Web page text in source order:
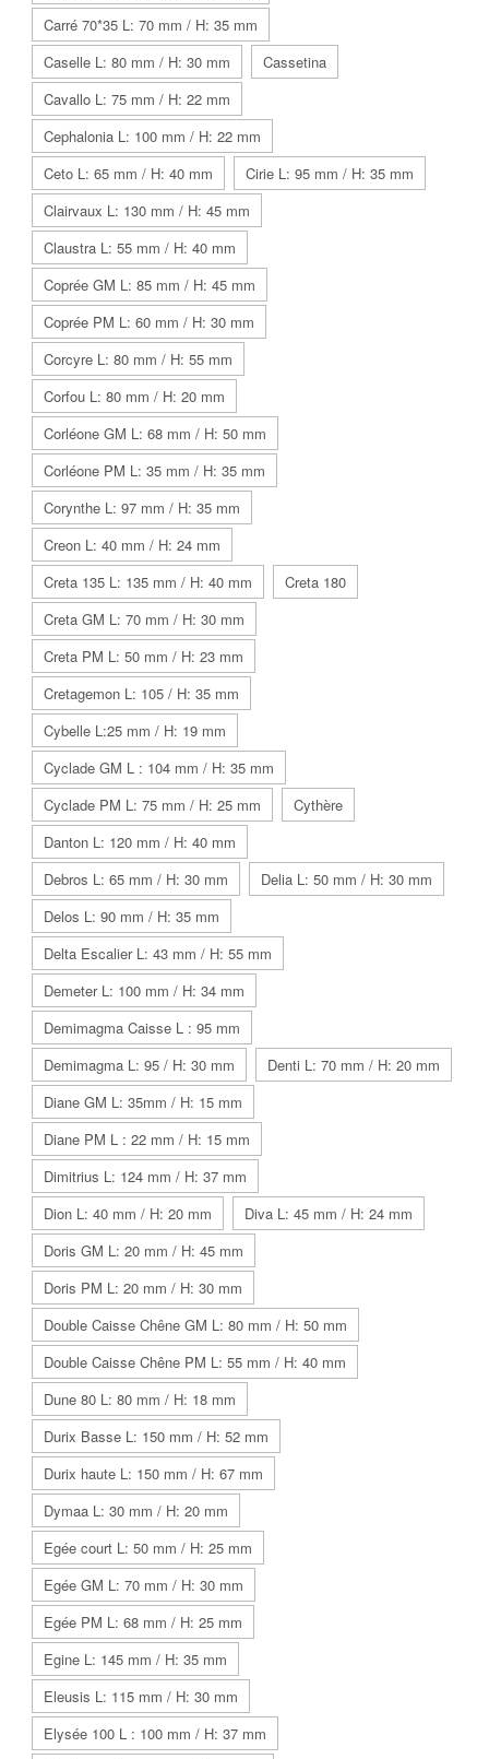
Carré 70*35 L: 70 mm / H: 35 mm
Caselle L: 80 mm / H: 30 mm
Cassetina
Cavallo L: 75 mm / H: 22 mm
Cephalonia L: 100 mm / H: 22 mm
Ceto L: 65 mm / H: 40 mm
Cirie L: 95 mm / H: 35 mm
Clairvaux L: 130 mm / H: 45 mm
Claustra L: 55 mm / H: 40 mm
Coprée GM L: 85 mm / H: 45 mm
Coprée PM L: 60 mm / H: 30 mm
Corcyre L: 80 mm / H: 55 mm
Corfou L: 80 mm / H: 20 mm
Corléone GM L: 68 mm / H: 50 mm
Corléone PM L: 35 mm / H: 35 mm
Corynthe L: 97 mm / H: 35 mm
Creon L: 40 mm / H: 24 mm
Creta 135 L: 135 mm / H: 40 mm
Creta 180
Creta GM L: 70 mm / H: 30 mm
Creta PM L: 50 mm / H: 23 mm
Cretagemon L: 105 / H: 35 mm
Cybelle L:25 mm / H: 19 mm
Cyclade GM L : 104 mm / H: 35 mm
Cyclade PM L: 75 mm / H: 25 mm
Cythère
Danton L: 120 mm / H: 40 mm
Debros L: 65 mm / H: 30 mm
Delia L: 50 mm / H: 30 mm
Delos L: 90 mm / H: 35 mm
Delta Escalier L: 43 mm / H: 55 mm
Demeter L: 100 mm / H: 34 mm
Demimagma Caisse L : 95 mm
Demimagma L: 95 / H: 30 mm
Denti L: 70 mm / H: 20 mm
Diane GM L: 35mm / H: 15 mm
Diane PM L : 22 mm / H: 15 mm
Dimitrius L: 124 mm / H: 37 mm
Dion L: 40 mm / H: 20 mm
Diva L: 45 mm / H: 24 mm
Doris GM L: 20 mm / H: 45 mm
Doris PM L: 20 mm / H: 30 mm
Double Caisse Chêne GM L: 80 mm / H: 50 mm
Double Caisse Chêne PM L: 55 mm / H: 40 mm
Dune 80 L: 80 mm / H: 18 mm
Durix Basse L: 150 mm / H: 52 mm
Durix haute L: 150 mm / H: 67 mm
Dymaa L: 30 mm / H: 20 mm
Egée court L: 50 mm / H: 25 mm
Egée GM L: 70 mm / H: 30 mm
Egée PM L: 68 mm / H: 25 mm
Egine L: 145 mm / H: 35 mm
Eleusis L: 115 mm / H: 30 mm
Elysée 100 L : 100 mm / H: 37 mm